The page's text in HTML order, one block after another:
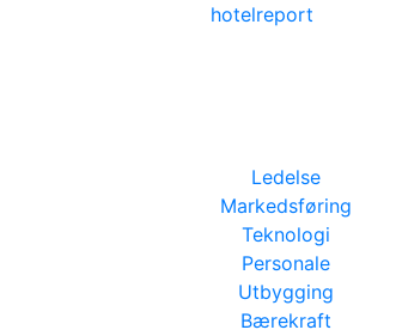
hotelreport
Ledelse
Markedsføring
Teknologi
Personale
Utbygging
Bærekraft